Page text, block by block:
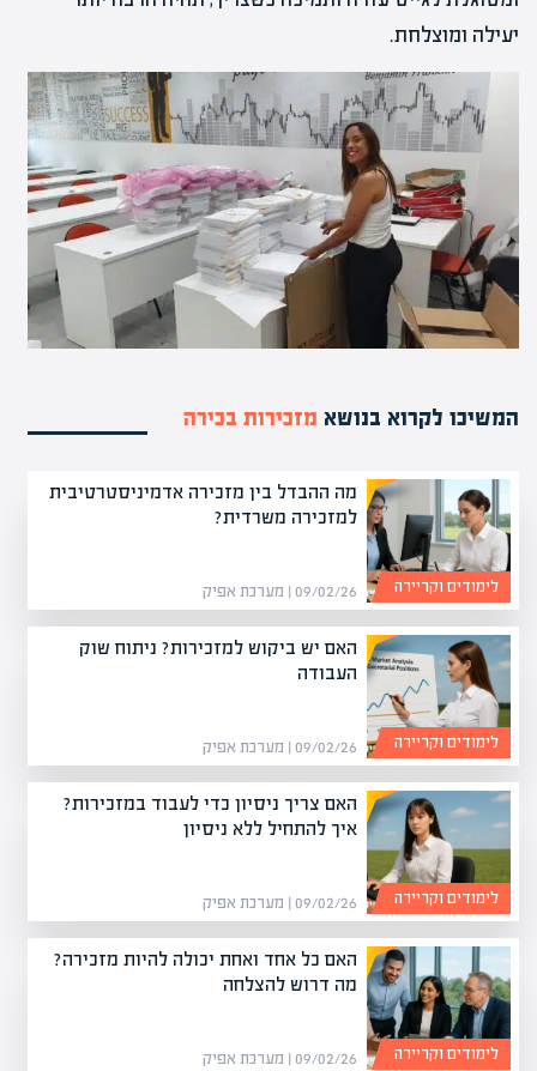
יעילה ומוצלחת.
המשיכו לקרוא בנושא מזכירות בכירה
מה ההבדל בין מזכירה אדמיניסטרטיבית
למזכירה משרדית?
09/02/26 | מערכת אפיק לימודים וקריירה
האם יש ביקוש למזכירות? ניתוח שוק
העבודה
09/02/26 | מערכת אפיק לימודים וקריירה
האם צריך ניסיון כדי לעבוד במזכירות?
איך להתחיל ללא ניסיון
09/02/26 | מערכת אפיק לימודים וקריירה
האם כל אחד ואחת יכולה להיות מזכירה?
מה דרוש להצלחה
09/02/26 | מערכת אפיק לימודים וקריירה